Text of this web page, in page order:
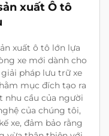
xuất Ô tô
xuất ô tô lớn lựa
xe mới dành cho
pháp lưu trữ xe
mục đích tạo ra
nhu cầu của người
của chúng tôi,
xe, đảm bảo rằng